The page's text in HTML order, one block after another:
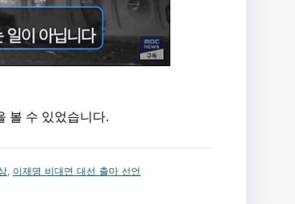
볼 수 있었습니다.
이재명 비대면 대선 출마 선언